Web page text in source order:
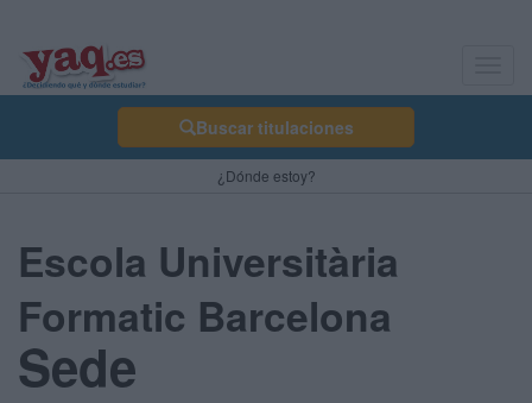
Buscar titulaciones
¿Dónde estoy?
Escola Universitària
Formatic Barcelona
Sede